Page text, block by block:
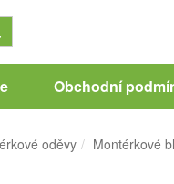
Obchodní
oděvy Montérkové